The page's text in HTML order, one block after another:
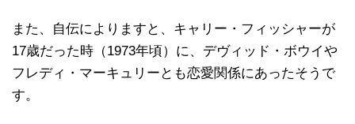
また、自伝によりますと、キャリー・フィッシャーが
17歳だった時（1973年頃）に、デヴィッド・ボウイや
フレディ・マーキュリーとも恋愛関係にあったそうで
す。